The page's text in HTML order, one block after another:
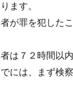
ます。
が罪を犯した
は７２時間以
には、まず検